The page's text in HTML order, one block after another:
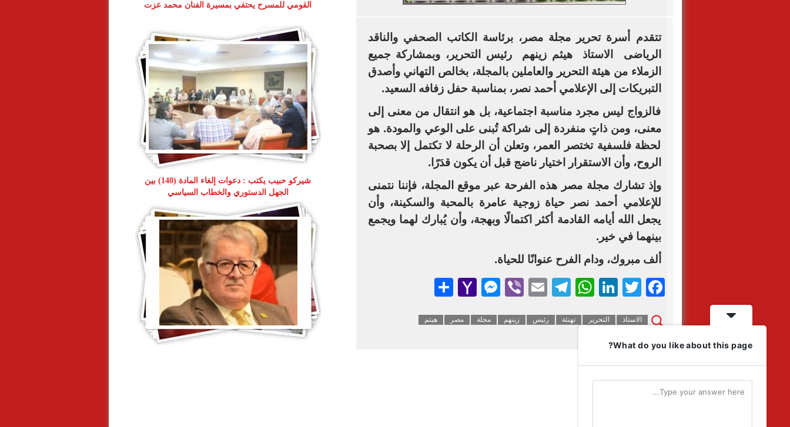
تتقدم أسرة تحرير مجلة مصر ، برئاسة
الكاتب الصحفي والناقد
الرياضى الاستاذ هيثم زينهم رئيس التحرير ، وبمشاركة جميع
الزملاء من هيئة التحرير والعاملين بالمجلة، بخالص التهاني وأصدق
التبريكات إلى الإعلامي أحمد نصر، بمناسبة حفل زفافه السعيد.
فالزواج ليس مجرد مناسبة اجتماعية، بل هو انتقال من معنى إلى
معنى، ومن ذاتٍ منفردة إلى شراكة تُبنى على الوعي والمودة. هو
لحظة فلسفية تختصر العمر، وتعلن أن الرحلة لا تكتمل إلا بصحبة
الروح، وأن الاستقرار اختيار ناضج قبل أن يكون قدَرًا.
وإذ تشارك مجلة مصر هذه الفرحة عبر موقع المجلة، فإننا نتمنى
للإعلامي أحمد نصر حياة زوجية عامرة بالمحبة والسكينة، وأن
يجعل الله أيامه القادمة أكثر اكتمالًا وبهجة، وأن يُبارك لهما ويجمع
بينهما في خير.
ألف مبروك، ودام الفرح عنوانًا للحياة.
Facebook
Twitter
LinkedIn
WhatsApp
Telegram
Email
Viber
Messenger
Yahoo
الاستاذ التحرير تهنئة رئيس زينهم مجلة مصر هيثم
التعليقات مغلقة.
القومي للمسرح يحتفي بمسيرة الفنان محمد عزت
شيركو حبيب يكتب : دعوات إلغاء المادة (140) بين
الجهل الدستوري والخطاب السياسي
What do you like about this page?